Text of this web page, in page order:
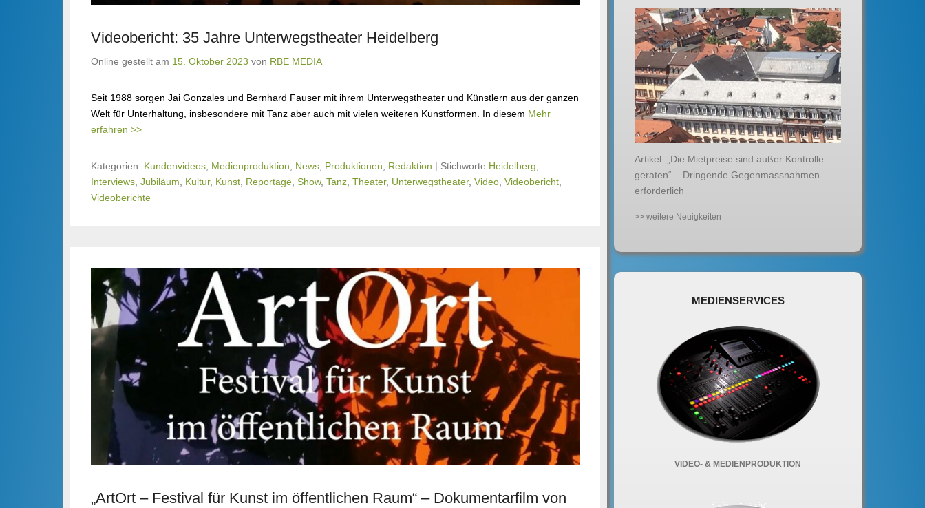
Videobericht: 35 Jahre Unterwegstheater Heidelberg
Online gestellt am 15. Oktober 2023 von RBE MEDIA
Seit 1988 sorgen Jai Gonzales und Bernhard Fauser mit ihrem Unterwegstheater und Künstlern aus der ganzen
Welt für Unterhaltung, insbesondere mit Tanz aber auch mit vielen weiteren Kunstformen. In diesem Mehr
erfahren >>
Kategorien: Kundenvideos Medienproduktion News Produktionen Redaktion | Stichworte Heidelberg
Interviews Jubiläum Kultur, Kunst Reportage Show, Tanz Theater, Unterwegstheater, Video Videobericht
Videoberichte
„ArtOrt – Festival für Kunst im öffentlichen Raum“ – Dokumentarfilm von
Artikel: „Die Mietpreise sind außer Kontrolle
geraten“ – Dringende Gegenmassnahmen
erforderlich
>> weitere Neuigkeiten
MEDIENSERVICES
VIDEO- & MEDIENPRODUKTION